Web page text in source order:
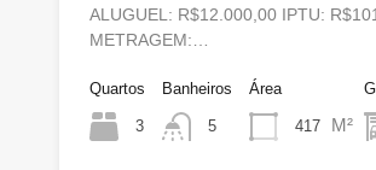
ALUGUEL: R$12.000,00 IPTU:
METRAGEM:…
Quartos
3
Banheiros
5
Área
417 M²